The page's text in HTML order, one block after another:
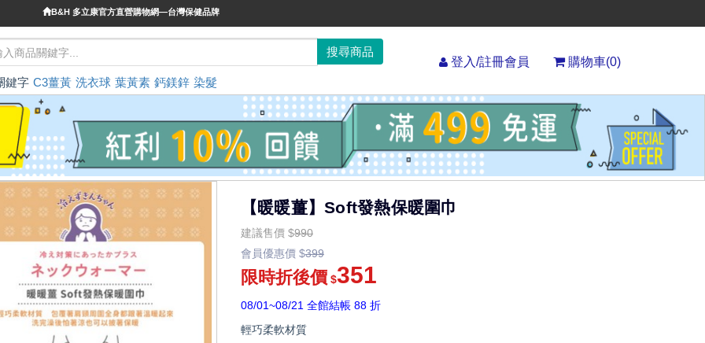
B&H 多立康官方直營購物網—台灣保健品牌
鍵字 C3薑黃 洗衣球 葉黃素 鈣鎂鋅 染髮
登入/註冊會員 購物車(0)
【暖暖薑】Soft發熱保暖圍巾
建議售價 $990
會員優惠價 $399
限時折後價$351
08/01~08/21 全館結帳 88 折
輕巧柔軟材質